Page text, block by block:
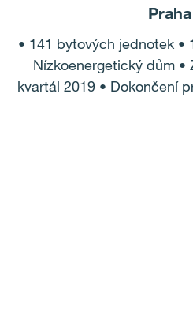
• 141 bytových jednotek •
Nízkoenergetický dům •
kvartál 2019 • Dokončení